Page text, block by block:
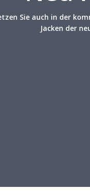
Sie auch in der
Jacken der